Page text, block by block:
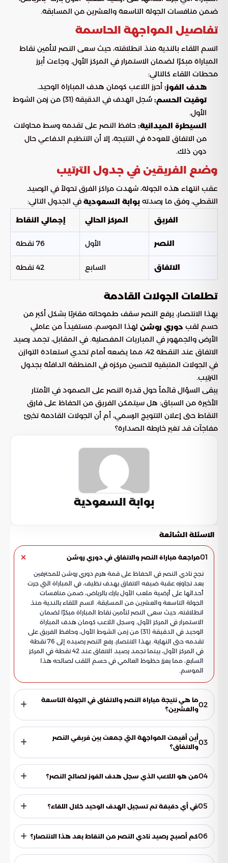
ضمن منافسات الجولة التاسعة والعشرين من المسابقة.
تفاصيل المواجهة الحاسمة
اتسم اللقاء بالندية منذ انطلاقته، حيث سعى النصر لتأمين نقاط
المباراة مبكرًا لضمان الاستمرار في المركز الأول. وجاءت أبرز
محطات اللقاء كالتالي:
هدف الفوز: أحرز اللاعب كومان هدف المباراة الوحيد.
توقيت الحسم:
سُجل الهدف في الدقيقة (31) من زمن الشوط
الأول.
السيطرة الميدانية: حافظ النصر على تقدمه وسط محاولات
من الاتفاق للعودة في النتيجة، إلا أن التنظيم الدفاعي حال
دون ذلك.
وضع الفريقين في جدول الترتيب
عقب انتهاء هذه الجولة، شهدت مراكز الفرق تحولاً في الرصيد
النقطي، وفق ما رصدته بوابة السعودية في الجدول التالي:
الفريق المركز الحالي إجمالي النقاط
النصر الأول 76 نقطة
الاتفاق السابع 42 نقطة
تطلعات الجولات القادمة
بهذا الانتصار، يرفع النصر سقف طموحاته مقتربًا بشكل أكبر من
حسم لقب دوري روشن لهذا الموسم، مستفيداً من عاملي
الأرض والجمهور في المباريات المفصلية. في المقابل، تجمد رصيد
الاتفاق عند النقطة 42، مما يضعه أمام تحدي استعادة التوازن
في الجولات المتبقية لتحسين مركزه في المنطقة الدافئة بجدول
الترتيب.
يبقى السؤال قائماً حول قدرة النصر على الصمود في الأمتار
الأخيرة من السباق: هل سيتمكن الفريق من الحفاظ على فارق
النقاط حتى إعلان التتويج الرسمي، أم أن الجولات القادمة تخبئ
مفاجآت قد تغير خارطة الصدارة؟
بوابة السعودية
الاسئلة الشائعة
01مراجعة مباراة النصر والاتفاق في دوري روشن
نجح نادي النصر في الحفاظ على قمة هرم دوري روشن للمحترفين
بعد تجاوزه عقبة ضيفه الاتفاق بهدف نظيف، في المباراة التي جرت
أحداثها على أرضية ملعب الأول بارك بالرياض، ضمن منافسات
الجولة التاسعة والعشرين من المسابقة. اتسم اللقاء بالندية منذ
انطلاقته، حيث سعى النصر لتأمين نقاط المباراة مبكرًا لضمان
الاستمرار في المركز الأول. وسجل اللاعب كومان هدف المباراة
الوحيد في الدقيقة (31) من زمن الشوط الأول، وحافظ الفريق على
تقدمه حتى النهاية. بهذا الانتصار، رفع النصر رصيده إلى 76 نقطة
في المركز الأول، بينما تجمد رصيد الاتفاق عند 42 نقطة في المركز
السابع، مما يعزز حظوظ العالمي في حسم اللقب لصالحه هذا
الموسم.
02ما هي نتيجة مباراة النصر والاتفاق في الجولة التاسعة
والعشرين؟
انتهت المباراة بفوز نادي النصر على ضيفه نادي الاتفاق بنتيجة
هدف مقابل لا شيء (1-0)، مما ساهم في تعزيز صدارة النصر لجدول
ترتيب الدوري.03أين أقيمت المواجهة التي جمعت بين فريقي النصر
والاتفاق؟
أقيمت المباراة على أرضية ملعب "الأول بارك" في العاصمة
السعودية، الرياض، وسط حضور جماهيري ساند الفريق النصراوي
في هذه الجولة الحاسمة.
04من هو اللاعب الذي سجل هدف الفوز لصالح النصر؟
تمكن اللاعب كومان من تسجيل هدف المباراة الوحيد والمنشود،
وهو الهدف الذي منح فريقه ثلاث نقاط ثمينة جداً في صراع
المنافسة على اللقب.
05في أي دقيقة تم تسجيل الهدف الوحيد خلال اللقاء؟
جاء هدف الحسم في الدقيقة الحادية والثلاثين (31) من زمن الشوط
الأول، ونجح النصر في الحفاظ على هذا التقدم حتى صافرة النهاية.06كم أصبح رصيد نادي النصر من النقاط بعد هذا الانتصار؟
رفع نادي النصر رصيده النقطي إلى 76 نقطة، ليتصدر بذلك جدول